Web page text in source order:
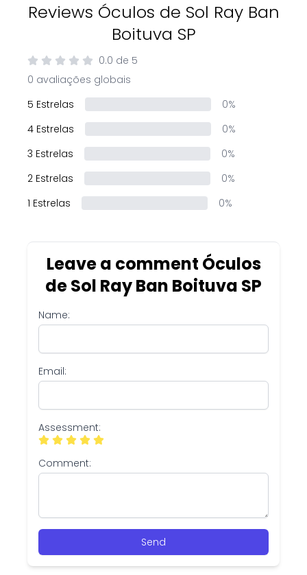
Reviews Óculos de Sol Ray Ban
Boituva SP
0.0 de 5
0 avaliações globais
5 Estrelas
0%
4 Estrelas
0%
3 Estrelas
0%
2 Estrelas
0%
1 Estrelas
0%
Leave a comment Óculos
de Sol Ray Ban Boituva SP
Name:
Email:
Assessment:
Comment:
Send